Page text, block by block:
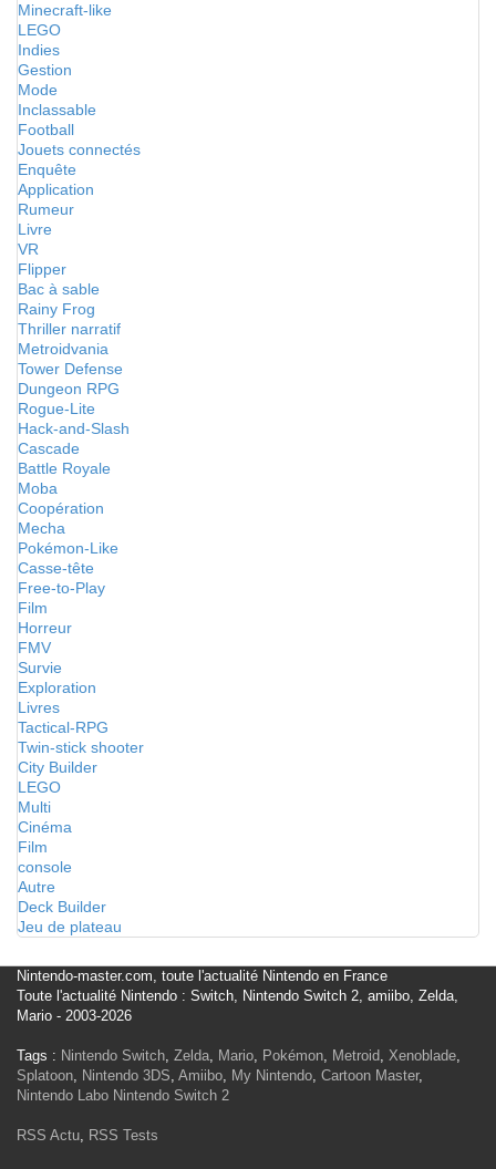
Minecraft-like
LEGO
Indies
Gestion
Mode
Inclassable
Football
Jouets connectés
Enquête
Application
Rumeur
Livre
VR
Flipper
Bac à sable
Rainy Frog
Thriller narratif
Metroidvania
Tower Defense
Dungeon RPG
Rogue-Lite
Hack-and-Slash
Cascade
Battle Royale
Moba
Coopération
Mecha
Pokémon-Like
Casse-tête
Free-to-Play
Film
Horreur
FMV
Survie
Exploration
Livres
Tactical-RPG
Twin-stick shooter
City Builder
LEGO
Multi
Cinéma
Film
console
Autre
Deck Builder
Jeu de plateau
Nintendo-master.com, toute l'actualité Nintendo en France
Toute l'actualité Nintendo : Switch, Nintendo Switch 2, amiibo, Zelda,
Mario - 2003-2026
Tags : Nintendo Switch, Zelda, Mario, Pokémon, Metroid, Xenoblade,
Splatoon, Nintendo 3DS, Amiibo, My Nintendo, Cartoon Master,
Nintendo Labo Nintendo Switch 2
RSS Actu, RSS Tests